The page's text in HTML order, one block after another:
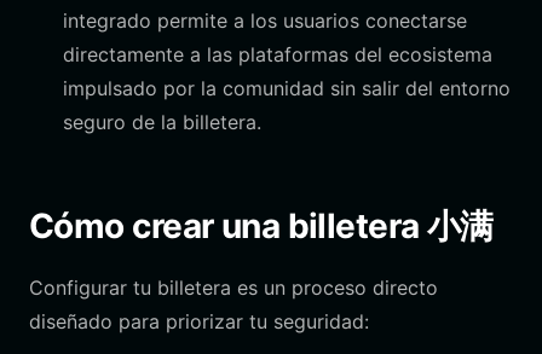
integrado permite a los usuarios conectarse
directamente a las plataformas del ecosistema
impulsado por la comunidad sin salir del entorno
seguro de la billetera.
Cómo crear una billetera 小满
Configurar tu billetera es un proceso directo
diseñado para priorizar tu seguridad: